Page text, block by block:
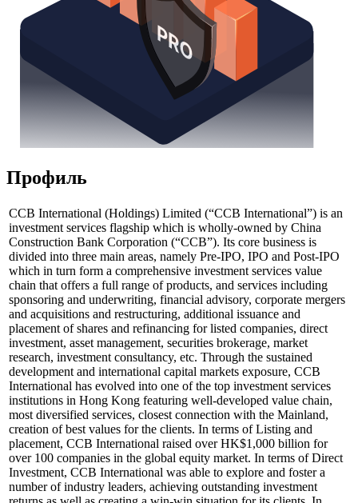
Профиль
CCB International (Holdings) Limited (“CCB International”) is an
investment services flagship which is wholly-owned by China
Construction Bank Corporation (“CCB”). Its core business is
divided into three main areas, namely Pre-IPO, IPO and Post-IPO
which in turn form a comprehensive investment services value
chain that offers a full range of products, and services including
sponsoring and underwriting, financial advisory, corporate mergers
and acquisitions and restructuring, additional issuance and
placement of shares and refinancing for listed companies, direct
investment, asset management, securities brokerage, market
research, investment consultancy, etc. Through the sustained
development and international capital markets exposure, CCB
International has evolved into one of the top investment services
institutions in Hong Kong featuring well-developed value chain,
most diversified services, closest connection with the Mainland,
creation of best values for the clients. In terms of Listing and
placement, CCB International raised over HK$1,000 billion for
over 100 companies in the global equity market. In terms of Direct
Investment, CCB International was able to explore and foster a
number of industry leaders, achieving outstanding investment